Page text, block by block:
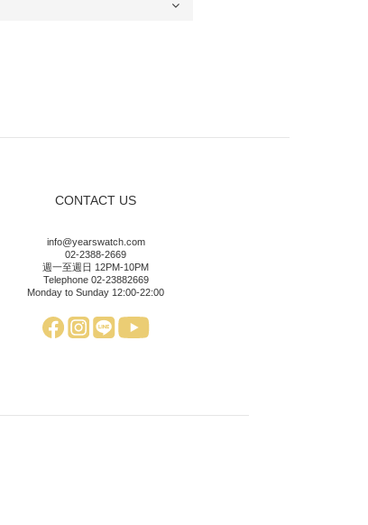
CONTACT US
info@yearswatch.com
02-2388-2669
週一至週日 12PM-10PM
Telephone 02-23882669
Monday to Sunday 12:00-22:00